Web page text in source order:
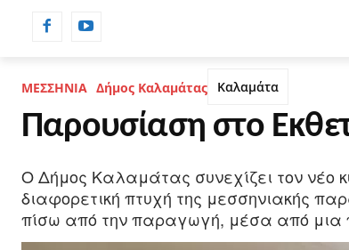
ΜΕΣΣΗΝΙΑ Δήμος Καλαμάτας Καλαμάτα
Παρουσίαση στο
Ο Δήμος Καλαμάτας συνεχίζει τον νέο
διαφορετική πτυχή της μεσσηνιακής
πίσω από την παραγωγή, μέσα από μια